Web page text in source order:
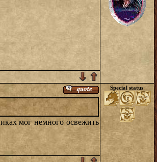
мог немного освежить
Special status: